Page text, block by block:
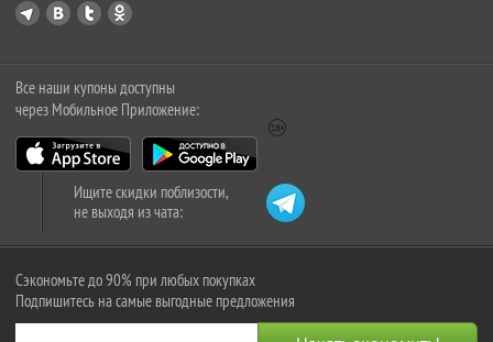
Все наши купоны доступны
через Мобильное Приложение:
Ищите скидки поблизости,
не выходя из чата:
Сэкономьте до 90% при любых покупках
Подпишитесь на самые выгодные предложения